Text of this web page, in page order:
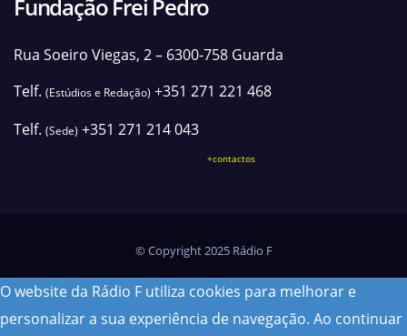
Fundação Frei Pedro
Rua Soeiro Viegas, 2 – 6300-758 Guarda
Telf. (Estúdios e Redação) +351 271 221 468
Telf. (Sede) +351 271 214 043
+contactos
© Copyright 2025 Rádio F
O website da Rádio F utiliza cookies para melhorar e
personalizar a sua experiência de navegação. Ao continuar